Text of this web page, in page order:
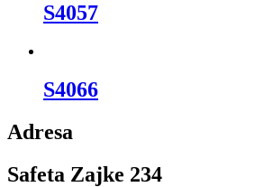
S4057
S4066
Adresa
Safeta Zajke 234